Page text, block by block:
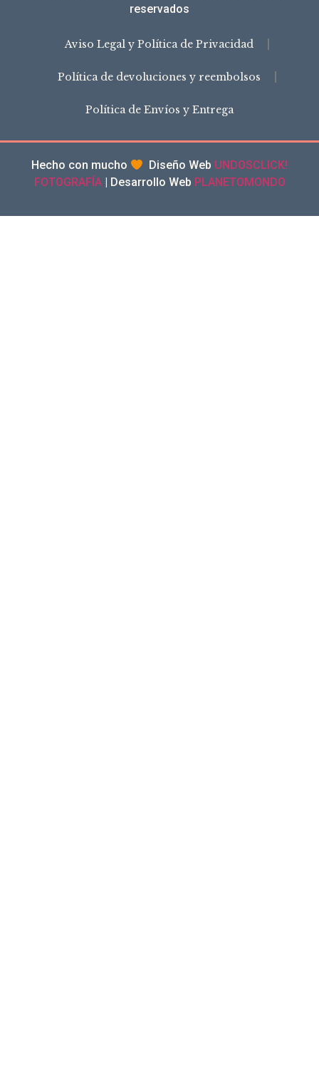
reservados
Aviso Legal y Política de Privacidad
Política de devoluciones y reembolsos
Política de Envíos y Entrega
Hecho con mucho Diseño Web UNDOSCLICK!
FOTOGRAFÍA| Desarrollo Web PLANETOMONDO